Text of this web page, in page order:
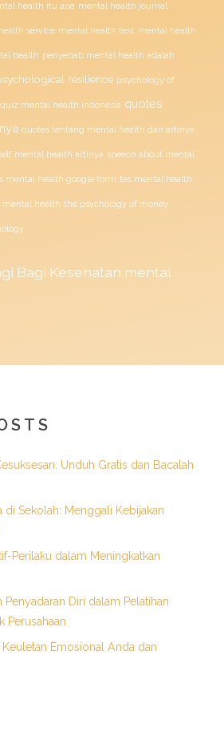
health itu apa mental health journal
service mental health test mental health
health penyebab mental health adalah
resilience psychology of
quiz mental health indonesia quotes
quotes tentang mental health dan artinya
mental health artinya speech about mental
mental health google form tes mental health
mental health the psychology of money
Bagi Kesehatan mental
Unduh Gratis dan Bacalah
di Sekolah: Menggali Kebijakan
Perilaku dalam Meningkatkan
Penyadaran Diri dalam Pelatihan
Perusahaan
Emosional Anda dan